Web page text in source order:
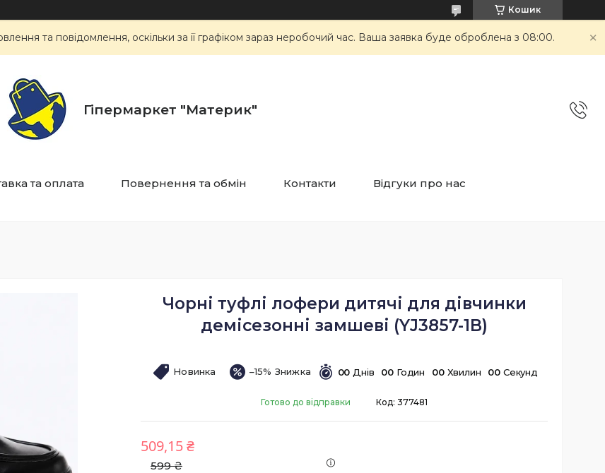
Кошик
та повідомлення, оскільки за її графіком зараз неробочий час. Ваша заявка буде оброблена з 08:00.
Гіпермаркет "Материк"
та оплата Повернення та обмін Контакти Відгуки про нас
Чорні туфлі лофери дитячі для дівчинки
демісезонні замшеві (YJ3857-1B)
Новинка –15% 00 Днів 00 Годин 00 Хвилин 00 Секунд
Готово до відправки Код: 377481
599 ₴
509,15 ₴